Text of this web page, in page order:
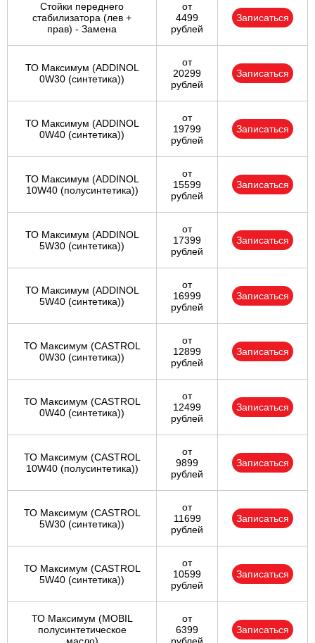
Стойки переднего
стабилизатора (лев +
прав) - Замена
от
4499
рублей
Записаться
ТО Максимум (ADDINOL
0W30 (синтетика))
от
20299
рублей
Записаться
ТО Максимум (ADDINOL
0W40 (синтетика))
от
19799
рублей
Записаться
ТО Максимум (ADDINOL
10W40 (полусинтетика))
от
15599
рублей
Записаться
ТО Максимум (ADDINOL
5W30 (синтетика))
от
17399
рублей
Записаться
ТО Максимум (ADDINOL
5W40 (синтетика))
от
16999
рублей
Записаться
ТО Максимум (CASTROL
0W30 (синтетика))
от
12899
рублей
Записаться
ТО Максимум (CASTROL
0W40 (синтетика))
от
12499
рублей
Записаться
ТО Максимум (CASTROL
10W40 (полусинтетика))
от
9899
рублей
Записаться
ТО Максимум (CASTROL
5W30 (синтетика))
от
11699
рублей
Записаться
ТО Максимум (CASTROL
5W40 (синтетика))
от
10599
рублей
Записаться
ТО Максимум (MOBIL
полуcинтетическое
от
6399
Записаться